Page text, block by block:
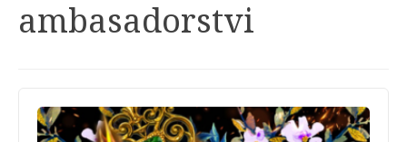
Tag:
ambasadorstvi